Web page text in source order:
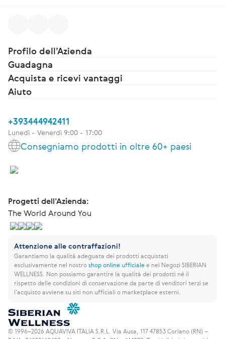
Profilo dell’Azienda
Guadagna
Acquista e ricevi vantaggi
Aiuto
+393444942411
Lunedì - Venerdì 9:00 - 17:00
Consegniamo prodotti in oltre 60+ paesi
Progetti dell’Azienda:
The World Around You
Attenzione alle contraffazioni!
Garantiamo la qualità adeguata dei prodotti acquistati
esclusivamente nel nostroshop online ufficialee nei Negozi SIBERIAN
WELLNESS. Non possiamo garantire la qualità dei prodotti né il
rispetto delle condizioni di conservazione da parte di venditori terzi se
l’acquisto avviene su siti non ufficiali o marketplace esterni.
© 1996–2026 AQUAVIVA ITALIA S.R.L. Via Ausa, 117 47853 Coriano (RN) –